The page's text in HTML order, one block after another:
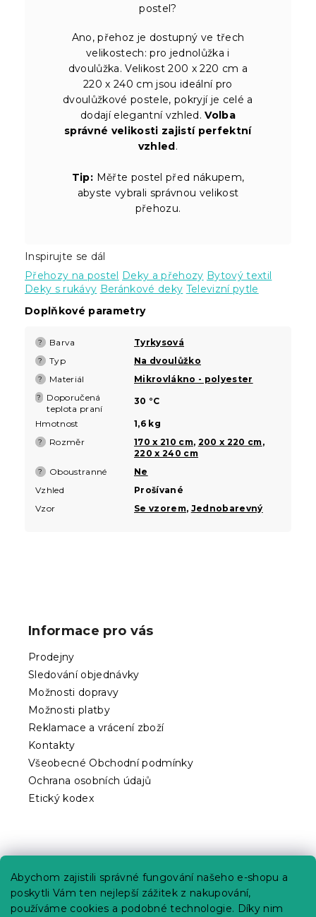
Abychom zajistili správné fungování našeho e-shopu a
poskytli Vám ten nejlepší zážitek z nakupování,
používáme cookies a podobné technologie. Díky nim
postel?
Ano, přehoz je dostupný ve třech
velikostech: pro jednolůžka i
dvoulůžka. Velikost 200 x 220 cm a
220 x 240 cm jsou ideální pro
dvoulůžkové postele, pokryjí je celé a
dodají elegantní vzhled.Volba
správné velikosti zajistí perfektní
vzhled.
Tip: Měřte postel před nákupem,
abyste vybrali správnou velikost
přehozu.
Inspirujte se dál
Přehozy na postel Deky a přehozy Bytový textil
Deky s rukávy Beránkové deky Televizní pytle
Doplňkové parametry
? Barva Tyrkysová
? Typ Na dvoulůžko
? Materiál Mikrovlákno - polyester
?
Doporučená
teplota praní
30 °C
Hmotnost 1,6 kg
? Rozměr 170 x 210 cm, 200 x 220 cm,
220 x 240 cm
? Oboustranné
Ne
Vzhled
Prošívané
Vzor
Se vzorem, Jednobarevný
Informace pro vás
Prodejny
Sledování objednávky
Možnosti dopravy
Možnosti platby
Reklamace a vrácení zboží
Kontakty
Všeobecné Obchodní podmínky
Ochrana osobních údajů
Etický kodex
Kariéra